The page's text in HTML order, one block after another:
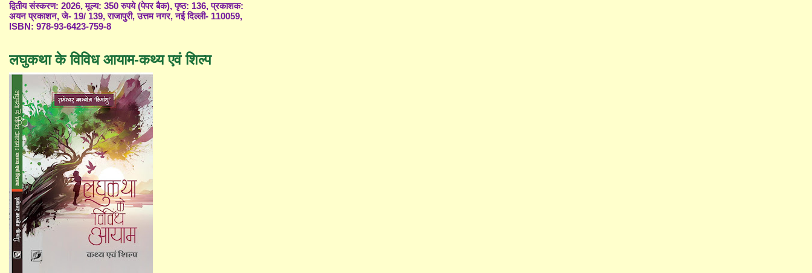
द्वितीय संस्करण: 2026, मूल्य: 350 रुपये (पेपर बैक), पृष्ठ: 136, प्रकाशक:
अयन प्रकाशन, जे- 19/ 139, राजापुरी, उत्तम नगर, नई दिल्ली- 110059,
ISBN: 978-93-6423-759-8
लघुकथा के विविध आयाम-कथ्य एवं शिल्प